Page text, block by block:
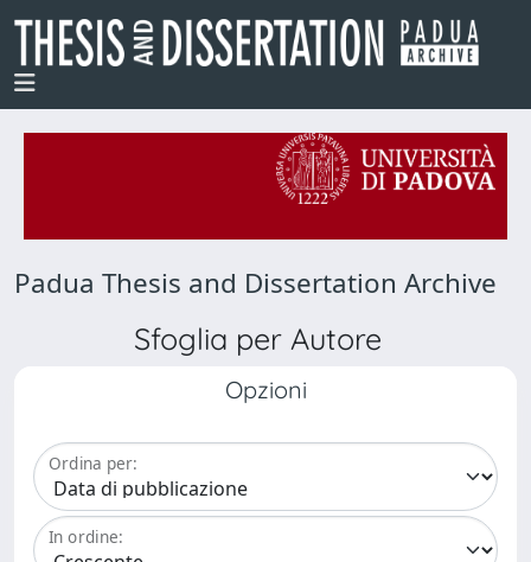
Padua Thesis and Dissertation Archive
Sfoglia per Autore
Opzioni
Ordina per:
In ordine: